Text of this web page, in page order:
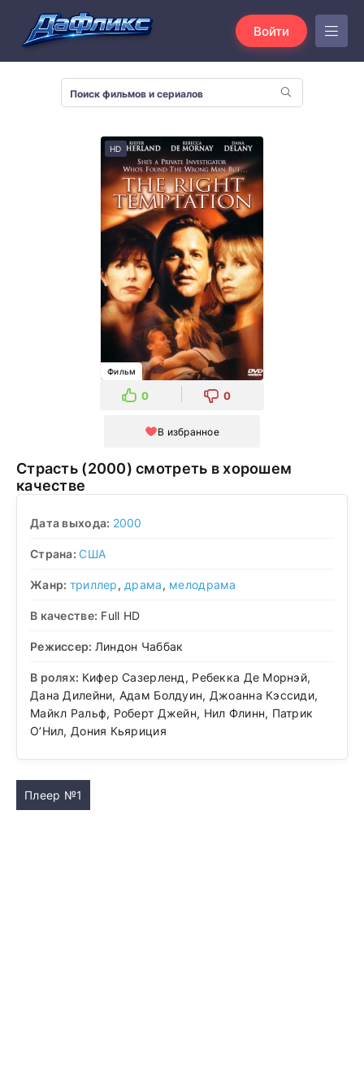
Войти
HD
Фильм
0 0
В избранное
Страсть (2000) смотреть в хорошем
качестве
Дата выхода: 2000
Страна:США
Жанр: триллер, драма, мелодрама
В качестве: Full HD
Режиссер: Линдон Чаббак
В ролях: Кифер Сазерленд, Ребекка Де Морнэй,
Дана Дилейни, Адам Болдуин, Джоанна Кэссиди,
Майкл Ральф, Роберт Джейн, Нил Флинн, Патрик
О’Нил, Дония Кьяриция
Плеер №1